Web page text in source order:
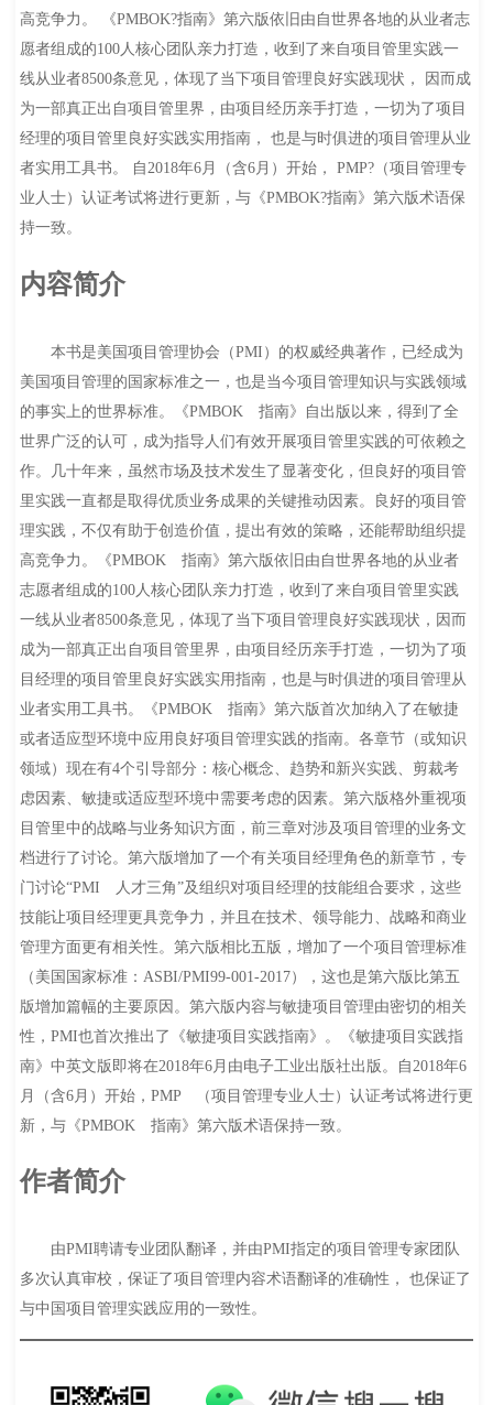
高竞争力。 《PMBOK?指南》第六版依旧由自世界各地的从业者志
愿者组成的100人核心团队亲力打造，收到了来自项目管里实践一
线从业者8500条意见，体现了当下项目管理良好实践现状， 因而成
为一部真正出自项目管里界，由项目经历亲手打造，一切为了项目
经理的项目管里良好实践实用指南， 也是与时俱进的项目管理从业
者实用工具书。 自2018年6月（含6月）开始， PMP?（项目管理专
业人士）认证考试将进行更新，与《PMBOK?指南》第六版术语保
持一致。
内容简介
本书是美国项目管理协会（PMI）的权威经典著作，已经成为
美国项目管理的国家标准之一，也是当今项目管理知识与实践领域
的事实上的世界标准。《PMBOK 指南》自出版以来，得到了全
世界广泛的认可，成为指导人们有效开展项目管里实践的可依赖之
作。几十年来，虽然市场及技术发生了显著变化，但良好的项目管
里实践一直都是取得优质业务成果的关键推动因素。良好的项目管
理实践，不仅有助于创造价值，提出有效的策略，还能帮助组织提
高竞争力。《PMBOK 指南》第六版依旧由自世界各地的从业者
志愿者组成的100人核心团队亲力打造，收到了来自项目管里实践
一线从业者8500条意见，体现了当下项目管理良好实践现状，因而
成为一部真正出自项目管里界，由项目经历亲手打造，一切为了项
目经理的项目管里良好实践实用指南，也是与时俱进的项目管理从
业者实用工具书。《PMBOK 指南》第六版首次加纳入了在敏捷
或者适应型环境中应用良好项目管理实践的指南。各章节（或知识
领域）现在有4个引导部分：核心概念、趋势和新兴实践、剪裁考
虑因素、敏捷或适应型环境中需要考虑的因素。第六版格外重视项
目管里中的战略与业务知识方面，前三章对涉及项目管理的业务文
档进行了讨论。第六版增加了一个有关项目经理角色的新章节，专
门讨论“PMI 人才三角”及组织对项目经理的技能组合要求，这些
技能让项目经理更具竞争力，并且在技术、领导能力、战略和商业
管理方面更有相关性。第六版相比五版，增加了一个项目管理标准
（美国国家标准：ASBI/PMI99-001-2017），这也是第六版比第五
版增加篇幅的主要原因。第六版内容与敏捷项目管理由密切的相关
性，PMI也首次推出了《敏捷项目实践指南》。《敏捷项目实践指
南》中英文版即将在2018年6月由电子工业出版社出版。自2018年6
月（含6月）开始，PMP （项目管理专业人士）认证考试将进行更
新，与《PMBOK 指南》第六版术语保持一致。
作者简介
由PMI聘请专业团队翻译，并由PMI指定的项目管理专家团队
多次认真审校，保证了项目管理内容术语翻译的准确性， 也保证了
与中国项目管理实践应用的一致性。